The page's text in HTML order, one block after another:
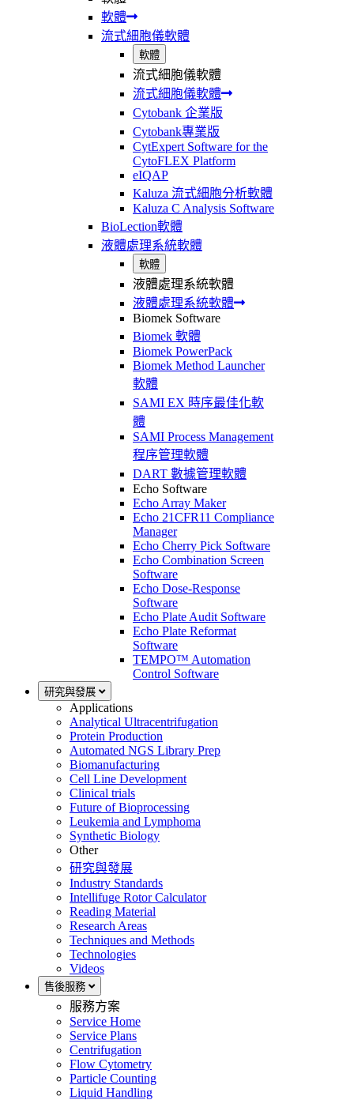
軟體
流式細胞儀軟體
軟體
流式細胞儀軟體
流式細胞儀軟體
Cytobank 企業版
Cytobank專業版
CytExpert Software for the
CytoFLEX Platform
eIQAP
Kaluza 流式細胞分析軟體
Kaluza C Analysis Software
BioLection軟體
液體處理系統軟體
軟體
液體處理系統軟體
液體處理系統軟體
Biomek Software
Biomek 軟體
Biomek PowerPack
Biomek Method Launcher
軟體
SAMI EX 時序最佳化軟
體
SAMI Process Management
程序管理軟體
DART 數據管理軟體
Echo Software
Echo Array Maker
Echo 21CFR11 Compliance
Manager
Echo Cherry Pick Software
Echo Combination Screen
Software
Echo Dose-Response
Software
Echo Plate Audit Software
Echo Plate Reformat
Software
TEMPO™ Automation
Control Software
研究與發展
Applications
Analytical Ultracentrifugation
Protein Production
Automated NGS Library Prep
Biomanufacturing
Cell Line Development
Clinical trials
Future of Bioprocessing
Leukemia and Lymphoma
Synthetic Biology
Other
研究與發展
Industry Standards
Intellifuge Rotor Calculator
Reading Material
Research Areas
Techniques and Methods
Technologies
Videos
售後服務
服務方案
Service Home
Service Plans
Centrifugation
Flow Cytometry
Particle Counting
Liquid Handling